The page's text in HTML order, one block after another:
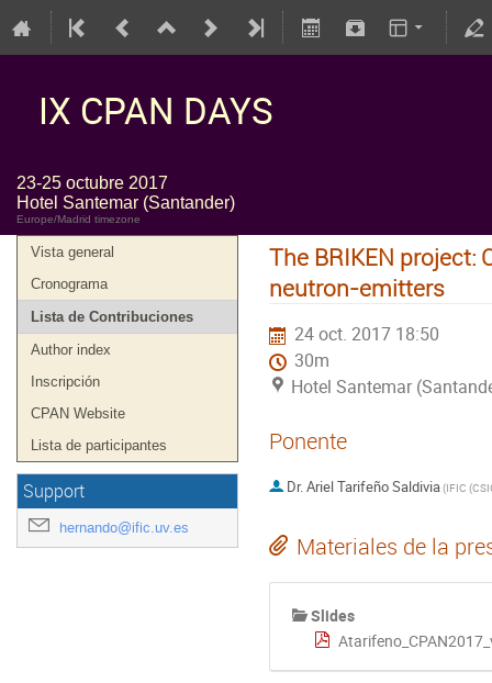
IX CPAN DAYS
23-25 octubre 2017
Hotel Santemar (Santander)
Europe/Madrid timezone
Vista general
Cronograma
Lista de Contribuciones
Author index
Inscripción
CPAN Website
Lista de participantes
Support
hernando@ific.uv.es
The BRIKEN project:
neutron-emitters
24 oct. 2017 18:50
30m
Hotel Santemar
Ponente
Dr.Ariel Tarifeño Saldivia(
Materiales de la
Slides